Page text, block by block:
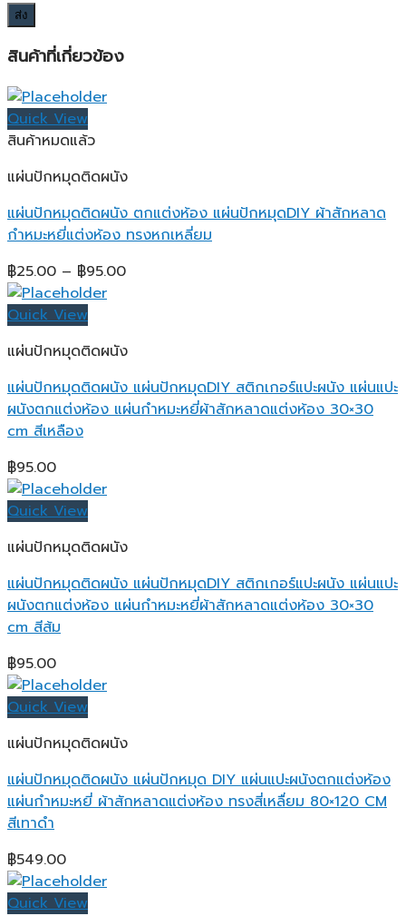
สินค้าที่เกี่ยวข้อง
Quick View
สินค้าหมดแล้ว
แผ่นปักหมุดติดผนัง
แผ่นปักหมุดติดผนัง ตกแต่งห้อง แผ่นปักหมุดDIY ผ้าสักหลาด
กำหมะหยี่แต่งห้อง ทรงหกเหลี่ยม
฿25.00 – ฿95.00Price
฿95.00
Quick View
แผ่นปักหมุดติดผนัง
แผ่นปักหมุดติดผนัง แผ่นปักหมุดDIY สติกเกอร์แปะผนัง แผ่นแปะ
ผนังตกแต่งห้อง แผ่นกำหมะหยี่ผ้าสักหลาดแต่งห้อง 30×30
cm สีเหลือง
฿95.00
Quick View
แผ่นปักหมุดติดผนัง
แผ่นปักหมุดติดผนัง แผ่นปักหมุดDIY สติกเกอร์แปะผนัง แผ่นแปะ
ผนังตกแต่งห้อง แผ่นกำหมะหยี่ผ้าสักหลาดแต่งห้อง 30×30
cm สีส้ม
฿95.00
Quick View
แผ่นปักหมุดติดผนัง
แผ่นปักหมุดติดผนัง แผ่นปักหมุด DIY แผ่นแปะผนังตกแต่งห้อง
แผ่นกำหมะหยี่ ผ้าสักหลาดแต่งห้อง ทรงสี่เหลื่ยม 80×120 CM
สีเทาดำ
฿549.00
Quick View